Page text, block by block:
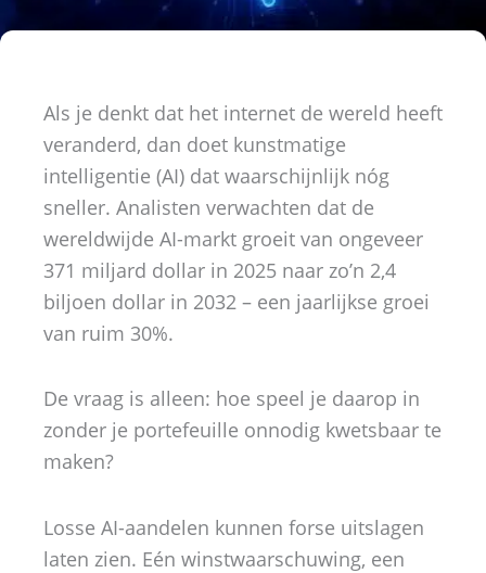
Als je denkt dat het internet de wereld heeft
veranderd, dan doet kunstmatige
intelligentie (AI) dat waarschijnlijk nóg
sneller. Analisten verwachten dat de
wereldwijde AI-markt groeit van ongeveer
371 miljard dollar in 2025 naar zo’n 2,4
biljoen dollar in 2032 – een jaarlijkse groei
van ruim 30%.
De vraag is alleen: hoe speel je daarop in
zonder je portefeuille onnodig kwetsbaar te
maken?
Losse AI-aandelen kunnen forse uitslagen
laten zien. Eén winstwaarschuwing, een